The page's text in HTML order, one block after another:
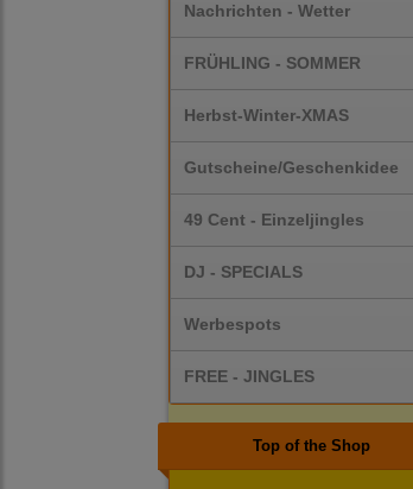
Nachrichten - Wetter
FRÜHLING - SOMMER
Herbst-Winter-XMAS
Gutscheine/Geschenkidee
49 Cent - Einzeljingles
DJ - SPECIALS
Werbespots
FREE - JINGLES
Top of the Shop